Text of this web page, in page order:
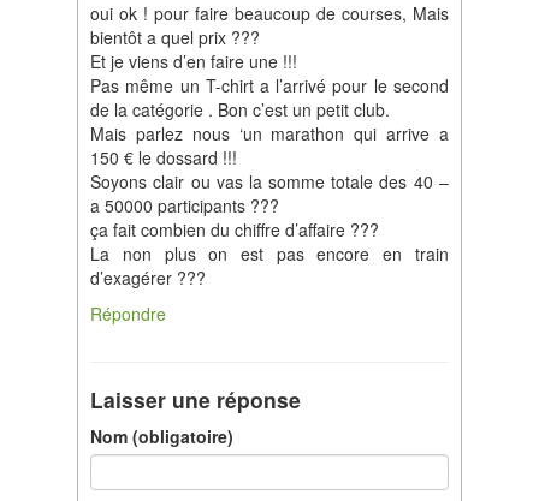
oui ok ! pour faire beaucoup de courses, Mais
bientôt a quel prix ???
Et je viens d’en faire une !!!
Pas même un T-chirt a l’arrivé pour le second
de la catégorie . Bon c’est un petit club.
Mais parlez nous ‘un marathon qui arrive a
150 € le dossard !!!
Soyons clair ou vas la somme totale des 40 –
a 50000 participants ???
ça fait combien du chiffre d’affaire ???
La non plus on est pas encore en train
d’exagérer ???
Répondre
Laisser une réponse
Nom (obligatoire)